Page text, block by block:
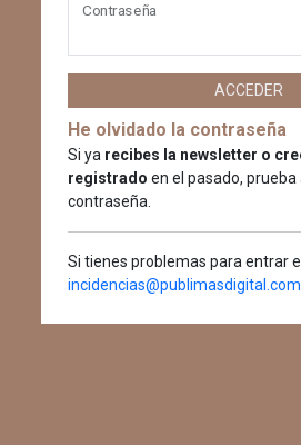
Contraseña
ACCEDER
He olvidado la contraseña
Si ya recibes la newsletter o
registrado en el pasado,
contraseña.
Si tienes problemas para entrar
incidencias@publimasdigital.com